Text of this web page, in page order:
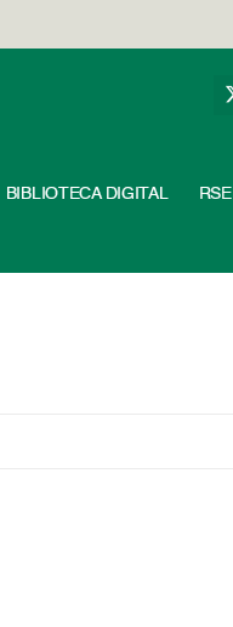
BIBLIOTECA DIGITAL RSE